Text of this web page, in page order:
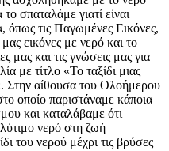
σπαταλάμε γιατί είναι
όπως τις Παγωμένες Εικόνες,
εικόνες με νερό και το
μας και τις γνώσεις μας για
με τίτλο «Το ταξίδι μιας
Στην αίθουσα του Ολοήμερου
οποίο παριστάναμε κάποια
και καταλάβαμε ότι
νερό στη ζωή
του νερού μέχρι τις βρύσες